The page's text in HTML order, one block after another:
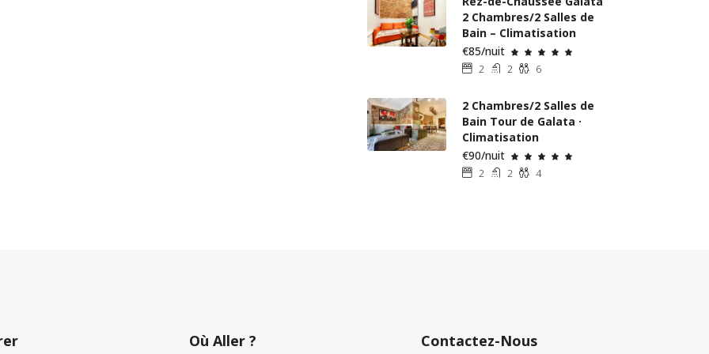
2 Chambres/2 Salles de
Bain – Climatisation
€85/nuit
2 2 6
2 Chambres/2 Salles de
Bain Tour de Galata ·
Climatisation
€90/nuit
2 2 4
Où Aller ? Contactez-Nous